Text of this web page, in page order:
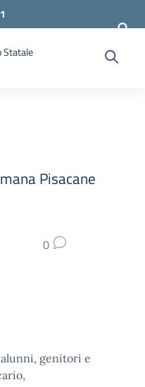
Statale
Pisacane
0
genitori e